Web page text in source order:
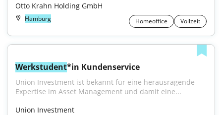
Otto Krahn Holding GmbH
Hamburg Homeoffice Vollzeit
Werkstudent*in Kundenservice
Union Investment ist bekannt für eine herausragende
Expertise im Asset Management und damit eine...
Union Investment